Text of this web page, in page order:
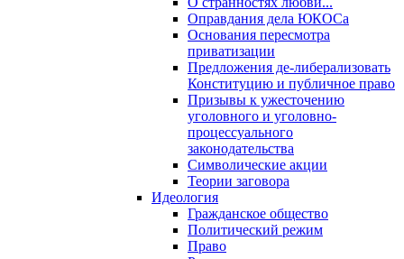
Оправдания дела ЮКОСа
Основания пересмотра
приватизации
Предложения де-либерализовать
Конституцию и публичное право
Призывы к ужесточению
уголовного и уголовно-
процессуального
законодательства
Символические акции
Теории заговора
Идеология
Гражданское общество
Политический режим
Право